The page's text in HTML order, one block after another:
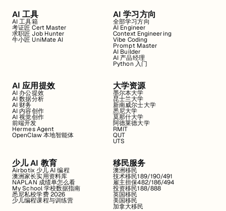
AI 工具
AI 工具箱
考证匠 Cert Master
求职匠 Job Hunter
牛小匠 UniMate AI
AI 学习方向
全部学习方向
AI Engineer
Context Engineering
Vibe Coding
Prompt Master
AI Builder
AI 产品经理
Python 入门
AI 应用提效
AI 办公提效
AI 数据分析
AI 财务
AI 内容创作
AI 视觉创作
前端开发
Hermes Agent
OpenClaw 本地智能体
大学资源
墨尔本大学
昆士兰大学
新南威尔士大学
悉尼大学
莫那什大学
阿德莱德大学
RMIT
QUT
UTS
少儿 AI 教育
Airbotix 少儿 AI 编程
澳洲家长实用资料库
NAPLAN 成绩单怎么看
My School 学校数据指南
悉尼私校学费 2026
少儿编程课程与训练营
移民服务
澳洲移民
技术移民189/190/491
雇主担保482/186/494
投资移民188/888
英国移民
美国移民
加拿大移民